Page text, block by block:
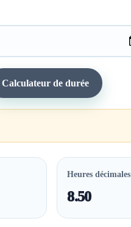
Calculateur de durée
Heures décimales
8.50